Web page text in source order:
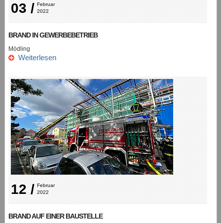
03 / Februar
2022
BRAND IN GEWERBEBETRIEB
Mödling
Weiterlesen
12 / Februar
2022
BRAND AUF EINER BAUSTELLE